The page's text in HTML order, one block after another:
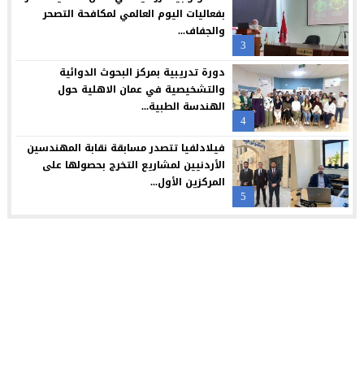
3
بفعاليات اليوم العالمي لمكافحة التصحر
والجفاف...
4
دورة تدريبية بمركز البحوث الدوائية
والتشخيصية في عمان الاهلية حول
الهندسة الطبية...
5
فيلادلفيا تتصدر مسابقة نقابة المهندسين
الأردنيين لمشاريع التخرج بحصولها على
المركزين الأول...